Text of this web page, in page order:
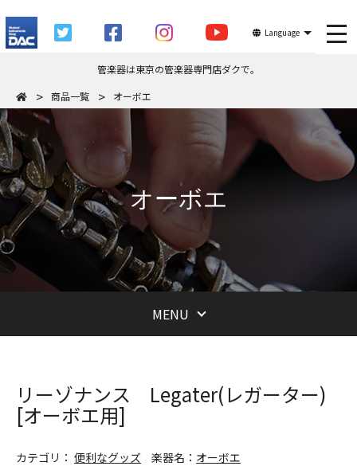
Language
管楽器は東京の管楽器専門店ダクで。
商品一覧
オーボエ
オーボエ
MENU
リーゾナンス Legater(レガーター)
[オーボエ用]
カテゴリ： 便利なグッズ 楽器名： オーボエ